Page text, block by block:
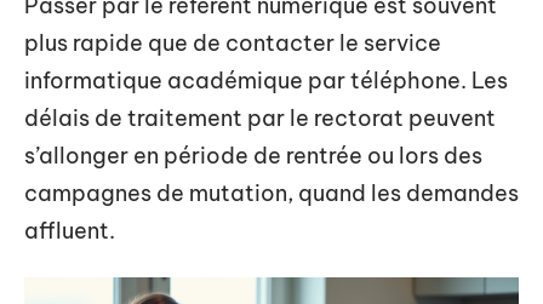
plus rapide que de contacter le service
informatique académique par téléphone. Les
délais de traitement par le rectorat peuvent
s’allonger en période de rentrée ou lors des
campagnes de mutation, quand les demandes
affluent.